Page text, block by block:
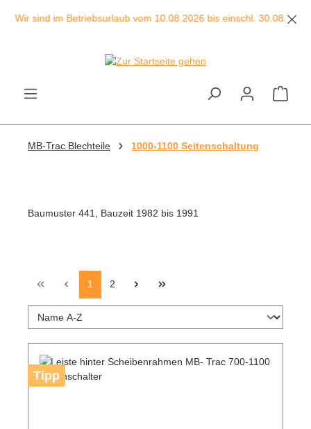
Zum Hauptinhalt springen
im Betriebsurlaub vom 10.08.2026 bis einschl. 30.08.2026!
MB-Trac Blechteile 1000-1100 Seitenschaltung
Baumuster 441, Bauzeit 1982 bis 1991
Seite
1 Seite
2
Tipp